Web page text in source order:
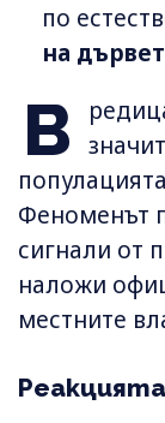
по
на
В
Феноменът
сигнали от
наложи
местните